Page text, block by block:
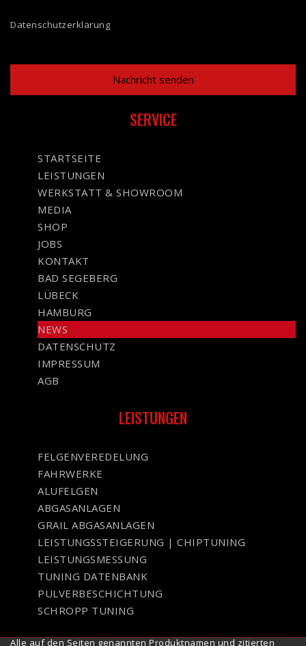
Datenschutzerklärung
SERVICE
STARTSEITE
LEISTUNGEN
WERKSTATT & SHOWROOM
MEDIA
SHOP
JOBS
KONTAKT
BAD SEGEBERG
LÜBECK
HAMBURG
NEWS
DATENSCHUTZ
IMPRESSUM
AGB
LEISTUNGEN
FELGENVEREDELUNG
FAHRWERKE
ALUFELGEN
ABGASANLAGEN
GRAIL ABGASANLAGEN
LEISTUNGSSTEIGERUNG | CHIPTUNING
LEISTUNGSMESSUNG
TUNING DATENBANK
PULVERBESCHICHTUNG
SCHROPP TUNING
Alle auf den Seiten genannten Produktnamen und zitierten